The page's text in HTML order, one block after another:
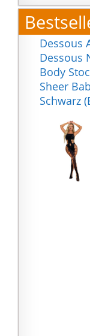
Dessous
Dessous
Body
Sheer
Schwarz